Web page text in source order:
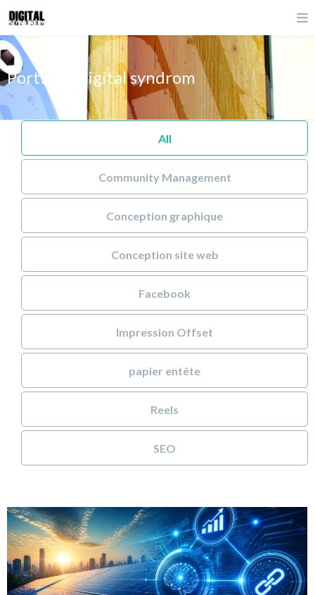
Portfolio digital syndrom
All
Community Management
Conception graphique
Conception site web
Facebook
Impression Offset
papier entête
Reels
SEO